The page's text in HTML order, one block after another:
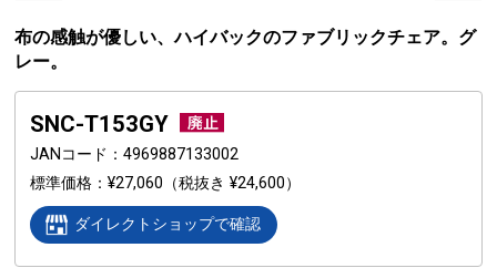
布の感触が優しい、ハイバックのファブリックチェア。グ
レー。
SNC-T153GY
JANコード
4969887133002
標準価格
¥27,060 （税抜き ¥24,600）
ダイレクトショップで確認